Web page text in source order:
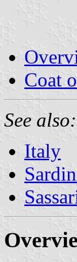
Coat
See also:
Italy